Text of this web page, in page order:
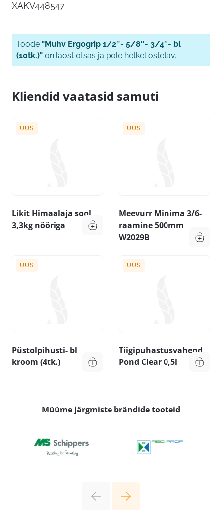
XAKV448547
Toode "Muhv Ergogrip 1/2″- 5/8″- 3/4″- bl
(10tk.)" on laost otsas ja pole hetkel ostetav.
Kliendid vaatasid samuti
UUS
Likit Himaalaja sool
3,3kg nööriga
UUS
Meevurr Minima 3/6-
raamine 500mm
W2029B
UUS
Püstolpihusti- bl
kroom (4tk.)
UUS
Tiigipuhastusvahend
Pond Clear 0,5l
Müüme järgmiste brändide tooteid